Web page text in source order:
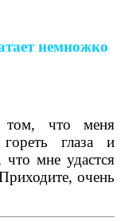
немножко
что меня
глаза и
мне удастся
очень